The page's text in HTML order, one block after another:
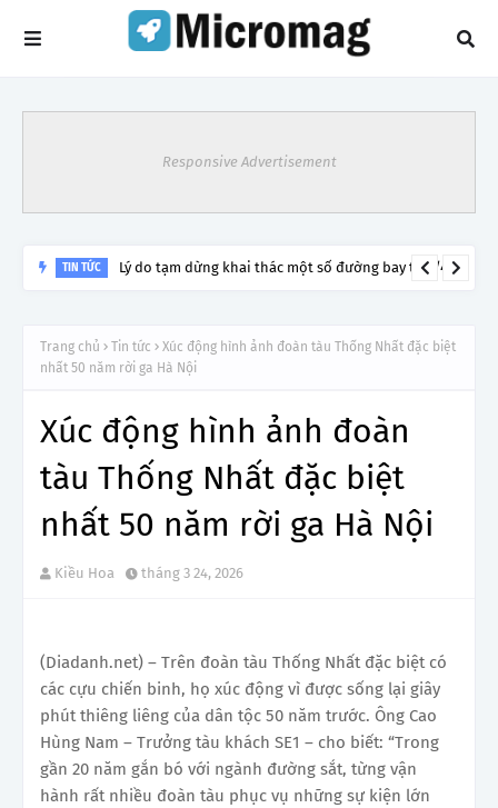
Responsive Advertisement
TIN TỨC Lý do tạm dừng khai thác một số đường bay từ 1/4
Trang chủ Tin tức
Xúc động hình ảnh đoàn tàu Thống Nhất đặc biệt
nhất 50 năm rời ga Hà Nội
Xúc động hình ảnh đoàn
tàu Thống Nhất đặc biệt
nhất 50 năm rời ga Hà Nội
Kiều Hoa tháng 3 24, 2026
(Diadanh.net) – Trên đoàn tàu Thống Nhất đặc biệt có
các cựu chiến binh, họ xúc động vì được sống lại giây
phút thiêng liêng của dân tộc 50 năm trước. Ông Cao
Hùng Nam – Trưởng tàu khách SE1 – cho biết: “Trong
gần 20 năm gắn bó với ngành đường sắt, từng vận
hành rất nhiều đoàn tàu phục vụ những sự kiện lớn